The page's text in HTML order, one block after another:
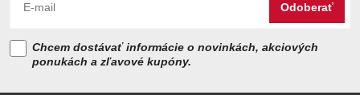
Odoberať
Chcem dostávať informácie o novinkách, akciových
ponukách a zľavové kupóny.